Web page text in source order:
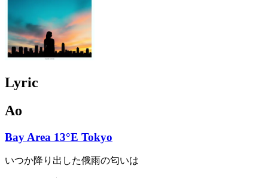
Lyric
Ao
Bay Area 13°E Tokyo
いつか降り出した俄雨の匂いは